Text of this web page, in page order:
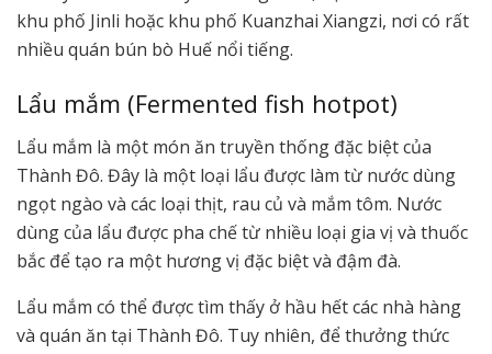
khu phố Jinli hoặc khu phố Kuanzhai Xiangzi, nơi có rất
nhiều quán bún bò Huế nổi tiếng.
Lẩu mắm (Fermented fish hotpot)
Lẩu mắm là một món ăn truyền thống đặc biệt của
Thành Đô. Đây là một loại lẩu được làm từ nước dùng
ngọt ngào và các loại thịt, rau củ và mắm tôm. Nước
dùng của lẩu được pha chế từ nhiều loại gia vị và thuốc
bắc để tạo ra một hương vị đặc biệt và đậm đà.
Lẩu mắm có thể được tìm thấy ở hầu hết các nhà hàng
và quán ăn tại Thành Đô. Tuy nhiên, để thưởng thức